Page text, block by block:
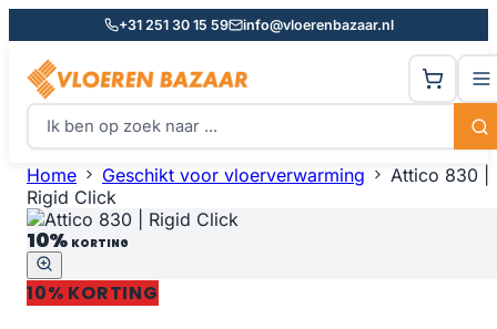
+31 251 30 15 59 info@vloerenbazaar.nl
Home Geschikt voor vloerverwarming
Attico 830 |
Rigid Click
10% KORTING
10% KORTING